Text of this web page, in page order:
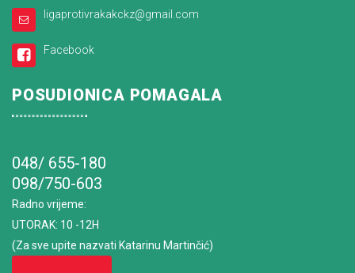
ligaprotivrakakckz@gmail.com
Facebook
POSUDIONICA POMAGALA
048/ 655-180
098/750-603
Radno vrijeme:
UTORAK: 10 -12H
(Za sve upite nazvati Katarinu Martinčić)